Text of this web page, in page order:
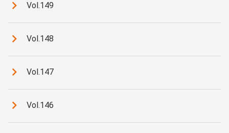
Vol.149
Vol.148
Vol.147
Vol.146